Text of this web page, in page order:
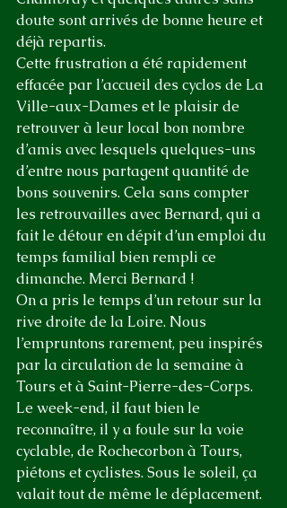
doute sont arrivés de bonne heure et
déjà repartis.
Cette frustration a été rapidement
effacée par l’accueil des cyclos de La
Ville-aux-Dames et le plaisir de
retrouver à leur local bon nombre
d’amis avec lesquels quelques-uns
d’entre nous partagent quantité de
bons souvenirs. Cela sans compter
les retrouvailles avec Bernard, qui a
fait le détour en dépit d’un emploi du
temps familial bien rempli ce
dimanche. Merci Bernard !
On a pris le temps d’un retour sur la
rive droite de la Loire. Nous
l’empruntons rarement, peu inspirés
par la circulation de la semaine à
Tours et à Saint-Pierre-des-Corps.
Le week-end, il faut bien le
reconnaître, il y a foule sur la voie
cyclable, de Rochecorbon à Tours,
piétons et cyclistes. Sous le soleil, ça
valait tout de même le déplacement.